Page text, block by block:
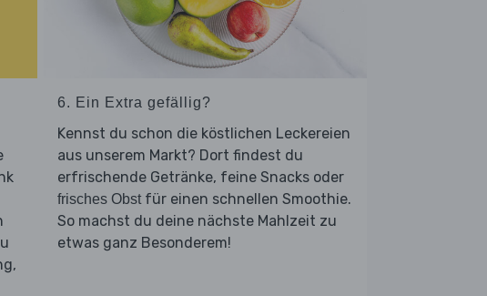
6. Ein Extra gefällig?
Kennst du schon die köstlichen Leckereien
aus unserem Markt? Dort findest du
erfrischende Getränke, feine Snacks oder
frisches Obst für einen schnellen Smoothie.
So machst du deine nächste Mahlzeit zu
etwas ganz Besonderem!